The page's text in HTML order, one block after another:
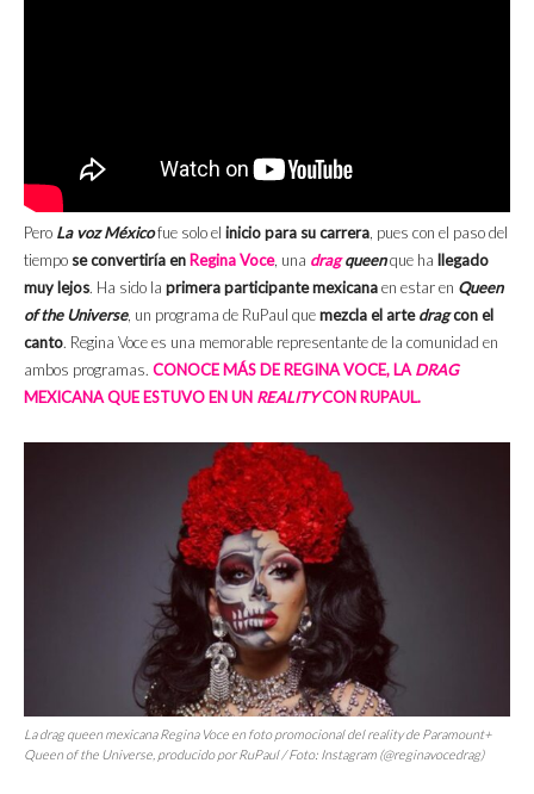
Pero La voz Méxicofue solo el inicio para su carrera, pues con el paso del
tiempo se convertiría en Regina Voce, una dragqueenque ha llegado
muy lejos. Ha sido la primera participante mexicanaen estar en Queen
of the Universe, un programa de RuPaul quemezcla el artedragcon el
canto. Regina Voce es una memorable representante de la comunidad en
ambos programas. CONOCE MÁS DE REGINA VOCE, LADRAG
MEXICANA QUE ESTUVO EN UN REALITYCON RUPAUL.
Ladrag queen mexicana Regina Voce en foto promocional delrealityde Paramount+
Queen of the Universe , producido por RuPaul / Foto: Instagram (@reginavocedrag)